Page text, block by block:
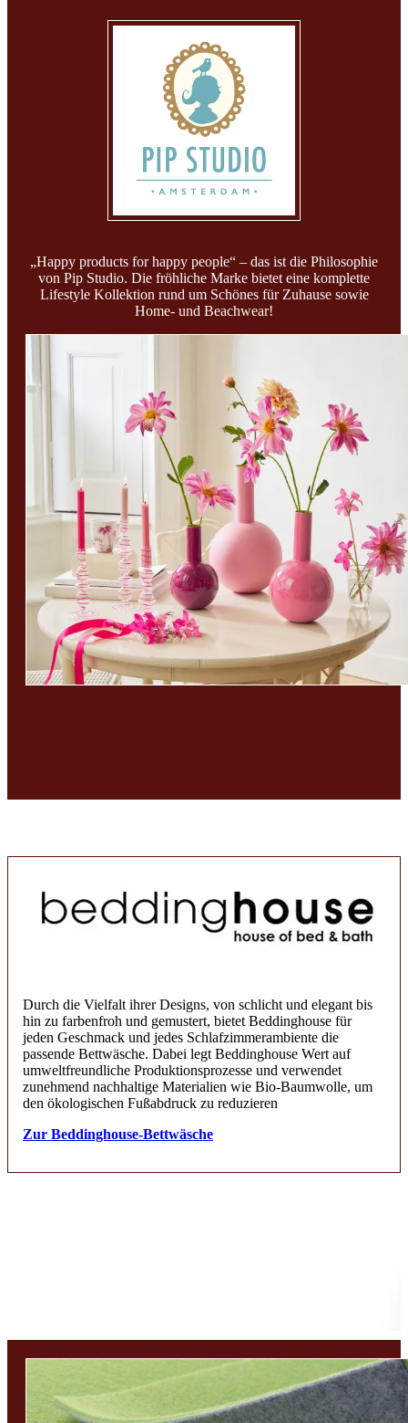
„Happy products for happy people“ – das ist die Philosophie
von Pip Studio. Die fröhliche Marke bietet eine komplette
Lifestyle Kollektion rund um Schönes für Zuhause sowie
Home- und Beachwear!
Durch die Vielfalt ihrer Designs, von schlicht und elegant bis
hin zu farbenfroh und gemustert, bietet Beddinghouse für
jeden Geschmack und jedes Schlafzimmerambiente die
passende Bettwäsche. Dabei legt Beddinghouse Wert auf
umweltfreundliche Produktionsprozesse und verwendet
zunehmend nachhaltige Materialien wie Bio-Baumwolle, um
den ökologischen Fußabdruck zu reduzieren
Zur Beddinghouse-Bettwäsche